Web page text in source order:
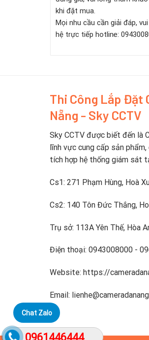
khi đặt mua.
Mọi nhu cầu cần giải đáp,
hệ trực tiếp hotline:
Thi Công Lắp Đặt
Nẵng - Sky CCTV
Sky CCTV được biết đến là
lĩnh vực cung cấp sản
tích hợp hệ thống giám sát
Cs1: 271 Phạm Hùng, Hoà
Cs2: 140 Tôn Đức Thắng,
Trụ sở: 113A Yên Thế, Hòa
Điện thoại: 0943008000 -
Website: https://
Email:
Chat Zalo
0961446444